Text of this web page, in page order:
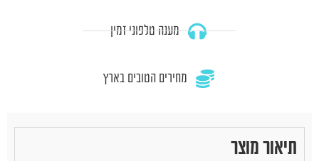
מענה טלפוני זמין
מחירים הטובים בארץ
תיאור מוצר